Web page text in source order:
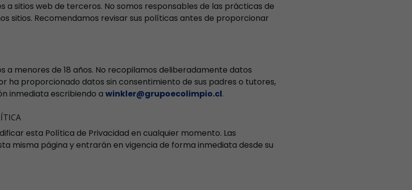
a sitios web de terceros. No somos responsables de las prácticas de
sitios. Recomendamos revisar sus políticas antes de proporcionar
a menores de 18 años. No recopilamos deliberadamente datos
ha proporcionado datos sin consentimiento de sus padres o tutores,
inmediata escribiendo a winkler@grupoecolimpio.cl.
esta Política de Privacidad en cualquier momento. Las
misma página y entrarán en vigencia de forma inmediata desde su